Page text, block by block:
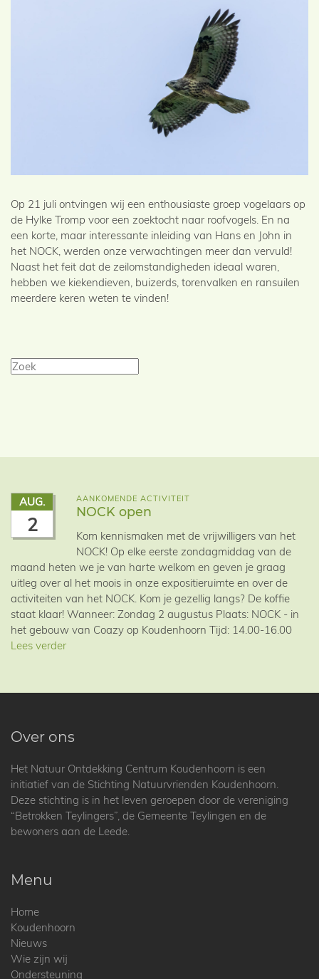
Op 21 juli ontvingen wij een enthousiaste groep vogelaars op
de Hylke Tromp voor een zoektocht naar roofvogels. En na
een korte, maar interessante inleiding van Hans en John in
het NOCK, werden onze verwachtingen meer dan vervuld!
Naast het feit dat de zeilomstandigheden ideaal waren,
hebben we kiekendieven, buizerds, torenvalken en ransuilen
meerdere keren weten te vinden!
AUG.
2
AANKOMENDE ACTIVITEIT
NOCK open
Kom kennismaken met de vrijwilligers van het
NOCK! Op elke eerste zondagmiddag van de
maand heten we je van harte welkom en geven je graag
uitleg over al het moois in onze expositieruimte en over de
activiteiten van het NOCK. Kom je gezellig langs? De koffie
staat klaar! Wanneer: Zondag 2 augustus Plaats: NOCK - in
het gebouw van Coazy op Koudenhoorn Tijd: 14.00-16.00
Lees verder
Over ons
Het Natuur Ontdekking Centrum Koudenhoorn is een
initiatief van de Stichting Natuurvrienden Koudenhoorn.
Deze stichting is in het leven geroepen door de vereniging
“Betrokken Teylingers”, de Gemeente Teylingen en de
bewoners aan de Leede.
Menu
Home
Koudenhoorn
Nieuws
Wie zijn wij
Ondersteuning